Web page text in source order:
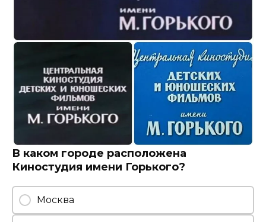
В каком городе расположена
Киностудия имени Горького?
Москва